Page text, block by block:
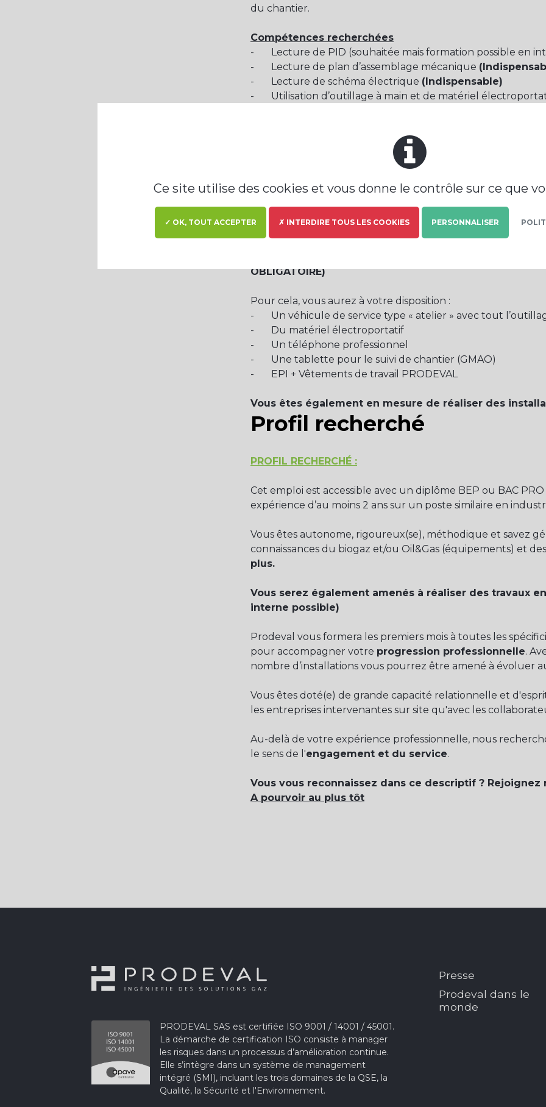
du chantier.
Compétences recherchées
- Lecture de PID (souhaitée mais formation possible en
- Lecture de plan d’assemblage mécanique
- Lecture de schéma électrique (Indispensable)
- Utilisation d’outillage à main et de matériel
o CDI Forfait 218 jours/an (RTT), véhicule utilitaire de
o Le siège de l’entreprise est basé à Valence TGV
o Notre politique de recrutement est engagée en faveur
situation de handicap
OBLIGATOIRE)
Pour cela, vous aurez à votre disposition :
- Un véhicule de service type « atelier » avec tout
- Du matériel électroportatif
- Un téléphone professionnel
- Une tablette pour le suivi de chantier (GMAO)
- EPI + Vêtements de travail PRODEVAL
Vous êtes également en mesure de réaliser des
Profil recherché
PROFIL RECHERCHÉ :
Cet emploi est accessible avec un diplôme BEP ou BAC
expérience d’au moins 2 ans sur un poste similaire en
Vous êtes autonome, rigoureux(se), méthodique et savez
connaissances du biogaz et/ou Oil&Gas (équipements) et
plus.
Vous serez également amenés à réaliser des travaux
interne possible)
Prodeval vous formera les premiers mois à toutes les
pour accompagner votre progression professionnelle.
nombre d’installations vous pourrez être amené à évoluer
Vous êtes doté(e) de grande capacité relationnelle et
les entreprises intervenantes sur site qu'avec les
Au-delà de votre expérience professionnelle, nous
le sens de l'engagement et du service.
Vous vous reconnaissez dans ce descriptif ? Rejoignez
A pourvoir au plus tôt
PRODEVAL SAS est certifiée ISO 9001 / 14001 / 45001.
La démarche de certification ISO consiste à manager
les risques dans un processus d’amélioration continue.
Elle s’intègre dans un système de management
intégré (SMI), incluant les trois domaines de la QSE, la
Qualité, la Sécurité et l'Environnement.
Presse
Prodeval dans le
monde
Ce site utilise des cookies et vous donne le contrôle sur ce que
✓ OK, TOUT ACCEPTER ✗ INTERDIRE TOUS LES COOKIES PERSONNALISER